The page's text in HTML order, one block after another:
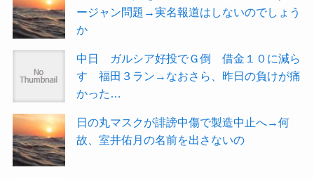
ージャン問題→実名報道はしないのでしょう
か
中日 ガルシア好投でＧ倒 借金１０に減ら
す 福田３ラン→なおさら、昨日の負けが痛
かった…
日の丸マスクが誹謗中傷で製造中止へ→何
故、室井佑月の名前を出さないの